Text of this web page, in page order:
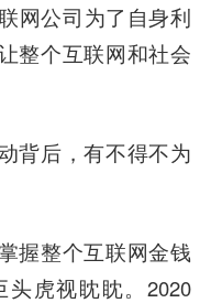
网公司为了自身利
整个互联网和社会
背后，有不得不为
握整个互联网金钱
虎视眈眈。2020